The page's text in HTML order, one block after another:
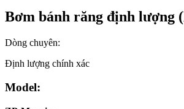
Bơm bánh răng định lượng
Dòng chuyên:
Định lượng chính xác
Model: